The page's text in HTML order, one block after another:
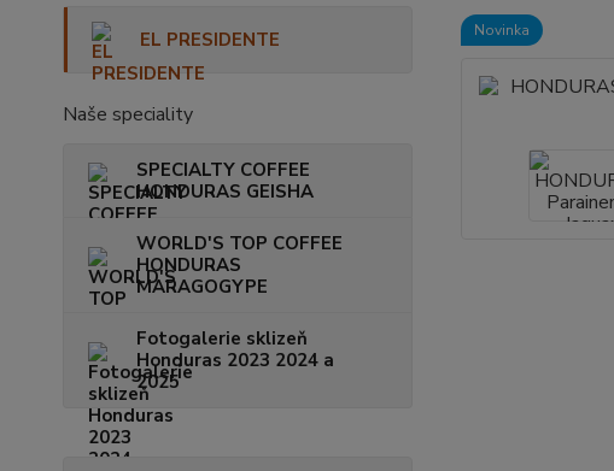
EL PRESIDENTE
Naše speciality
SPECIALTY COFFEE
HONDURAS GEISHA
WORLD'S TOP COFFEE
HONDURAS
MARAGOGYPE
Fotogalerie sklizeň
Honduras 2023 2024 a
2025
Novinka